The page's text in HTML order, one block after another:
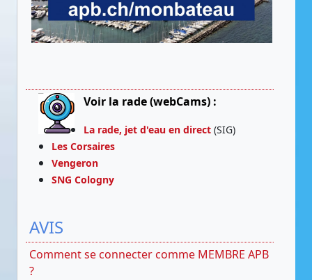
Voir la rade (webCams) :
La rade, jet d'eau en direct(SIG)
Les Corsaires
Vengeron
SNG Cologny
AVIS
Comment se connecter comme MEMBRE APB
?